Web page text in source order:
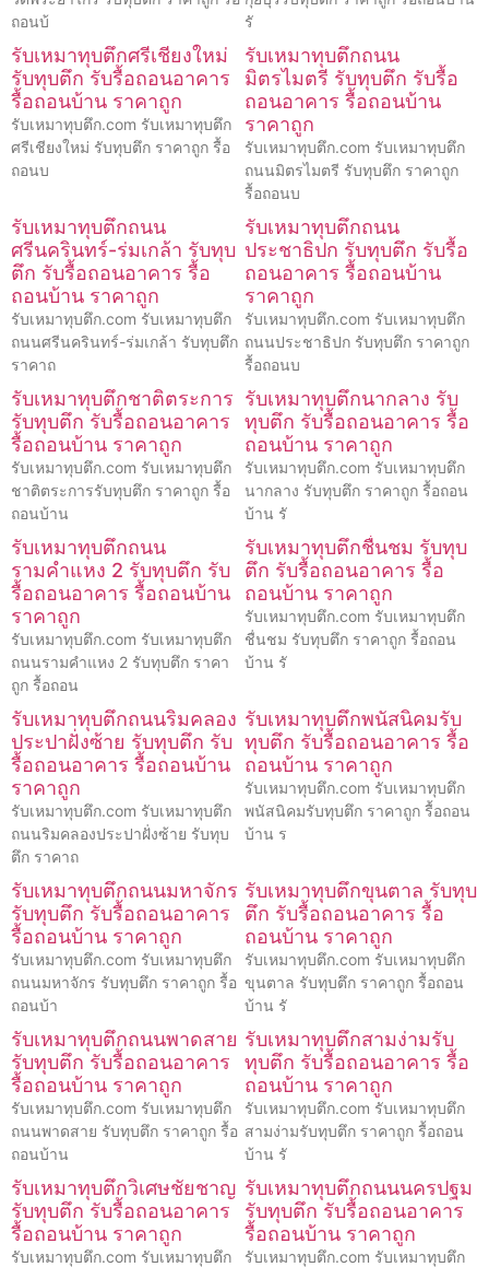
ถอนบ้
รั
รับเหมาทุบตึกศรีเชียงใหม่
รับทุบตึก รับรื้อถอนอาคาร
รื้อถอนบ้าน ราคาถูก
รับเหมาทุบตึก.com รับเหมาทุบตึก
ศรีเชียงใหม่ รับทุบตึก ราคาถูก รื้อ
ถอนบ
รับเหมาทุบตึกถนน
มิตรไมตรี รับทุบตึก รับรื้อ
ถอนอาคาร รื้อถอนบ้าน
ราคาถูก
รับเหมาทุบตึก.com รับเหมาทุบตึก
ถนนมิตรไมตรี รับทุบตึก ราคาถูก
รื้อถอนบ
รับเหมาทุบตึกถนน
ศรีนครินทร์-ร่มเกล้า รับทุบ
ตึก รับรื้อถอนอาคาร รื้อ
ถอนบ้าน ราคาถูก
รับเหมาทุบตึก.com รับเหมาทุบตึก
ถนนศรีนครินทร์-ร่มเกล้า รับทุบตึก
ราคาถ
รับเหมาทุบตึกถนน
ประชาธิปก รับทุบตึก รับรื้อ
ถอนอาคาร รื้อถอนบ้าน
ราคาถูก
รับเหมาทุบตึก.com รับเหมาทุบตึก
ถนนประชาธิปก รับทุบตึก ราคาถูก
รื้อถอนบ
รับเหมาทุบตึกชาติตระการ
รับทุบตึก รับรื้อถอนอาคาร
รื้อถอนบ้าน ราคาถูก
รับเหมาทุบตึก.com รับเหมาทุบตึก
ชาติตระการรับทุบตึก ราคาถูก รื้อ
ถอนบ้าน
รับเหมาทุบตึกนากลาง รับ
ทุบตึก รับรื้อถอนอาคาร รื้อ
ถอนบ้าน ราคาถูก
รับเหมาทุบตึก.com รับเหมาทุบตึก
นากลาง รับทุบตึก ราคาถูก รื้อถอน
บ้าน รั
รับเหมาทุบตึกถนน
รามคำแหง 2 รับทุบตึก รับ
รื้อถอนอาคาร รื้อถอนบ้าน
ราคาถูก
รับเหมาทุบตึก.com รับเหมาทุบตึก
ถนนรามคำแหง 2 รับทุบตึก ราคา
ถูก รื้อถอน
รับเหมาทุบตึกชื่นชม รับทุบ
ตึก รับรื้อถอนอาคาร รื้อ
ถอนบ้าน ราคาถูก
รับเหมาทุบตึก.com รับเหมาทุบตึก
ชื่นชม รับทุบตึก ราคาถูก รื้อถอน
บ้าน รั
รับเหมาทุบตึกถนนริมคลอง
ประปาฝั่งซ้าย รับทุบตึก รับ
รื้อถอนอาคาร รื้อถอนบ้าน
ราคาถูก
รับเหมาทุบตึก.com รับเหมาทุบตึก
ถนนริมคลองประปาฝั่งซ้าย รับทุบ
ตึก ราคาถ
รับเหมาทุบตึกพนัสนิคมรับ
ทุบตึก รับรื้อถอนอาคาร รื้อ
ถอนบ้าน ราคาถูก
รับเหมาทุบตึก.com รับเหมาทุบตึก
พนัสนิคมรับทุบตึก ราคาถูก รื้อถอน
บ้าน ร
รับเหมาทุบตึกถนนมหาจักร
รับทุบตึก รับรื้อถอนอาคาร
รื้อถอนบ้าน ราคาถูก
รับเหมาทุบตึก.com รับเหมาทุบตึก
ถนนมหาจักร รับทุบตึก ราคาถูก รื้อ
ถอนบ้า
รับเหมาทุบตึกขุนตาล รับทุบ
ตึก รับรื้อถอนอาคาร รื้อ
ถอนบ้าน ราคาถูก
รับเหมาทุบตึก.com รับเหมาทุบตึก
ขุนตาล รับทุบตึก ราคาถูก รื้อถอน
บ้าน รั
รับเหมาทุบตึกถนนพาดสาย
รับทุบตึก รับรื้อถอนอาคาร
รื้อถอนบ้าน ราคาถูก
รับเหมาทุบตึก.com รับเหมาทุบตึก
ถนนพาดสาย รับทุบตึก ราคาถูก รื้อ
ถอนบ้าน
รับเหมาทุบตึกสามง่ามรับ
ทุบตึก รับรื้อถอนอาคาร รื้อ
ถอนบ้าน ราคาถูก
รับเหมาทุบตึก.com รับเหมาทุบตึก
สามง่ามรับทุบตึก ราคาถูก รื้อถอน
บ้าน รั
รับเหมาทุบตึกวิเศษชัยชาญ
รับทุบตึก รับรื้อถอนอาคาร
รื้อถอนบ้าน ราคาถูก
รับเหมาทุบตึก.com รับเหมาทุบตึก
รับเหมาทุบตึกถนนนครปฐม
รับทุบตึก รับรื้อถอนอาคาร
รื้อถอนบ้าน ราคาถูก
รับเหมาทุบตึก.com รับเหมาทุบตึก